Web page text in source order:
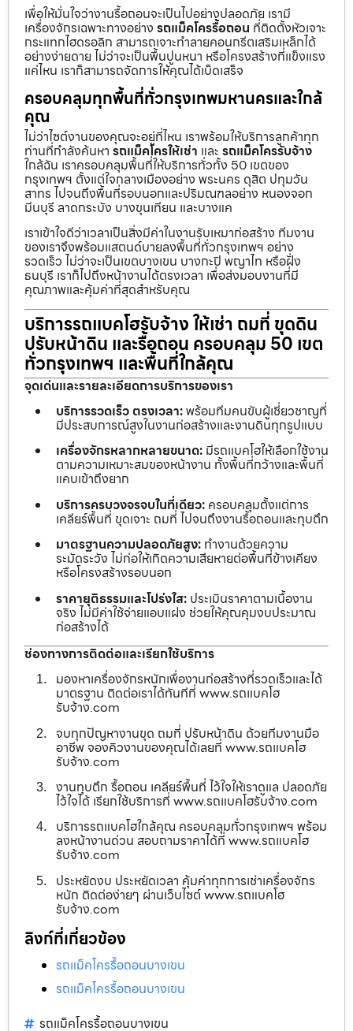
เพื่อให้มั่นใจว่างานรื้อถอนจะเป็นไปอย่างปลอดภัย เรามี
เครื่องจักรเฉพาะทางอย่าง รถแม็คโครรื้อถอน ที่ติดตั้งหัวเจาะ
กระแทกไฮดรอลิก สามารถเจาะทำลายคอนกรีตเสริมเหล็กได้
อย่างง่ายดาย ไม่ว่าจะเป็นพื้นปูนหนา หรือโครงสร้างที่แข็งแรง
แค่ไหน เราก็สามารถจัดการให้คุณได้เบ็ดเสร็จ
ครอบคลุมทุกพื้นที่ทั่วกรุงเทพมหานครและใกล้
คุณ
ไม่ว่าไซต์งานของคุณจะอยู่ที่ไหน เราพร้อมให้บริการลูกค้าทุก
ท่านที่กำลังค้นหา รถแม็คโครให้เช่า และ รถแม็คโครรับจ้าง
ใกล้ฉัน เราครอบคลุมพื้นที่ให้บริการทั่วทั้ง 50 เขตของ
กรุงเทพฯ ตั้งแต่ใจกลางเมืองอย่าง พระนคร ดุสิต ปทุมวัน
สาทร ไปจนถึงพื้นที่รอบนอกและปริมณฑลอย่าง หนองจอก
มีนบุรี ลาดกระบัง บางขุนเทียน และบางแค
เราเข้าใจดีว่าเวลาเป็นสิ่งมีค่าในงานรับเหมาก่อสร้าง ทีมงาน
ของเราจึงพร้อมแสตนด์บายลงพื้นที่ทั่วกรุงเทพฯ อย่าง
รวดเร็ว ไม่ว่าจะเป็นเขตบางเขน บางกะปิ พญาไท หรือฝั่ง
ธนบุรี เราก็ไปถึงหน้างานได้ตรงเวลา เพื่อส่งมอบงานที่มี
คุณภาพและคุ้มค่าที่สุดสำหรับคุณ
บริการรถแบคโฮรับจ้าง ให้เช่า ถมที่ ขุดดิน
ปรับหน้าดิน และรื้อถอน ครอบคลุม 50 เขต
ทั่วกรุงเทพฯ และพื้นที่ใกล้คุณ
จุดเด่นและรายละเอียดการบริการของเรา
บริการรวดเร็ว ตรงเวลา:พร้อมทีมคนขับผู้เชี่ยวชาญที่
มีประสบการณ์สูงในงานก่อสร้างและงานดินทุกรูปแบบ
เครื่องจักรหลากหลายขนาด: มีรถแบคโฮให้เลือกใช้งาน
ตามความเหมาะสมของหน้างาน ทั้งพื้นที่กว้างและพื้นที่
แคบเข้าถึงยาก
บริการครบวงจรจบในที่เดียว: ครอบคลุมตั้งแต่การ
เคลียร์พื้นที่ ขุดเจาะ ถมที่ ไปจนถึงงานรื้อถอนและทุบตึก
มาตรฐานความปลอดภัยสูง: ทำงานด้วยความ
ระมัดระวัง ไม่ก่อให้เกิดความเสียหายต่อพื้นที่ข้างเคียง
หรือโครงสร้างรอบนอก
ราคายุติธรรมและโปร่งใส: ประเมินราคาตามเนื้องาน
จริง ไม่มีค่าใช้จ่ายแอบแฝง ช่วยให้คุณคุมงบประมาณ
ก่อสร้างได้
ช่องทางการติดต่อและเรียกใช้บริการ
มองหาเครื่องจักรหนักเพื่องานก่อสร้างที่รวดเร็วและได้
มาตรฐาน ติดต่อเราได้ทันทีที่ www.รถแบคโฮ
รับจ้าง.com
จบทุกปัญหางานขุด ถมที่ ปรับหน้าดิน ด้วยทีมงานมือ
อาชีพ จองคิวงานของคุณได้เลยที่ www.รถแบคโฮ
รับจ้าง.com
งานทุบตึก รื้อถอน เคลียร์พื้นที่ ไว้ใจให้เราดูแล ปลอดภัย
ไว้ใจได้ เรียกใช้บริการที่ www.รถแบคโฮรับจ้าง.com
บริการรถแบคโฮใกล้คุณ ครอบคลุมทั่วกรุงเทพฯ พร้อม
ลงหน้างานด่วน สอบถามราคาได้ที่ www.รถแบคโฮ
รับจ้าง.com
ประหยัดงบ ประหยัดเวลา คุ้มค่าทุกการเช่าเครื่องจักร
หนัก ติดต่อง่ายๆ ผ่านเว็บไซต์ www.รถแบคโฮ
รับจ้าง.com
ลิงก์ที่เกี่ยวข้อง
รถแม็คโครรื้อถอนบางเขน
รถแม็คโครรื้อถอนบางเขน
รถแม็คโครรื้อถอนบางเขน